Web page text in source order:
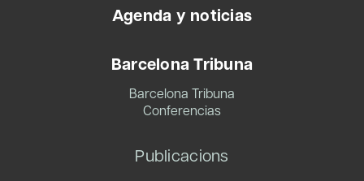
Agenda y noticias
Barcelona Tribuna
Barcelona Tribuna
Conferencias
Publicacions